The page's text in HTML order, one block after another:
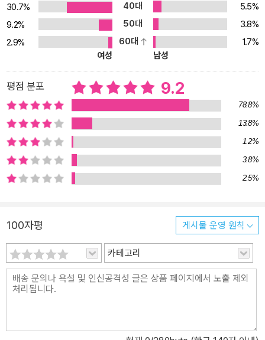
력 호랑이 소녀.” 내면에 잠들어 있던 호랑이를 깨워서 끌어안은 순
간, 릴리는 더 이상 투명 인간도, 조아여도, 손이 덜 가는 착한 아이도
아니다. ‘초능력 호랑이 소녀’다. 이제 릴리는 자신의 이야기를 마음속
에 꽁꽁 가둬 두지 않을 것이다. 릴리 앞에는 더 다양하고 더 많은 이
야기로 가득 찬 새롭고 거대한 세계가 펼쳐질 것이다. 그 흥미진진한
세계에서 자유롭게 모험을 즐기라고, 저자는 어린 독자들에게 속삭인
다. 저자 태 켈러는 1998년 아메리카 북어워드 수상작 『종군위안부』
의 작가 노라 옥자 켈러의 딸이다. ‘태’(Tae)라는 이름은 한국에서 이
민 온 외할머니의 이름 ‘태임’에서 첫 글자를 따 지었다. 현지에서는
‘테이’에 가깝게 발음되지만, 저자의 확인을 거쳐 ‘태 켈러’로 표기했
다. ‘저자의 말’에서 태 켈러는 자신을 “4분의 1만 한국인”이라고 설명
하기를 그만두고 “완전한 내가 되고 싶어서” 어릴 적 외할머니에게
는 부분적인 백인도, 부분적인 아시아인도, 4분의 1 한국인도, 혼혈도
아니었다. 그저 완전한 나였다. 뼛속에서부터 그것을 느꼈다. 수년이
흘러 대학을 가기 위해 하와이를 떠나게 되었을 때, 나는 그 이야기들
을 버렸다. 일부러 그런 것은 아니고, 그저 어쩌다 보니, 마치 그 이야
기들이 내 침대 밑으로 굴러 들어가 먼지만 쌓이게 되듯 그렇게 되었
대학 재학 기간 후반, 누군가가 내게 한국인이냐고 물었을 때였다. “4
30.7%
40대
5.5%
9.2%
50대
3.8%
2.9%
60대
1.7%
여성
남성
평점 분포 9.2
78.8%
13.8%
1.2%
3.8%
2.5%
100자평 게시물 운영 원칙
카테고리